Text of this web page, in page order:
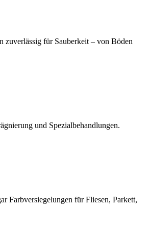
zuverlässig für Sauberkeit – von Böden
und Spezialbehandlungen.
Farbversiegelungen für Fliesen, Parkett,